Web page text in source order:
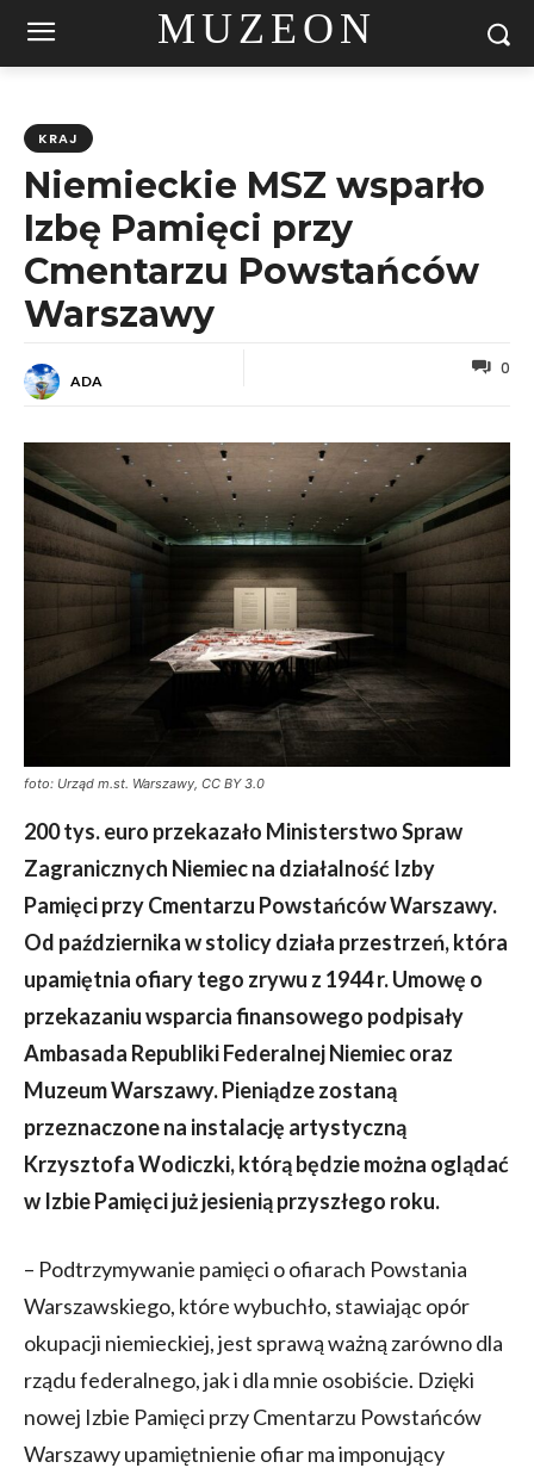
MUZEON
KRAJ
Niemieckie MSZ wsparło
Izbę Pamięci przy
Cmentarzu Powstańców
Warszawy
ADA
0
foto: Urząd m.st. Warszawy, CC BY 3.0
200 tys. euro przekazało Ministerstwo Spraw
Zagranicznych Niemiec na działalność Izby
Pamięci przy Cmentarzu Powstańców Warszawy.
Od października w stolicy działa przestrzeń, która
upamiętnia ofiary tego zrywu z 1944 r. Umowę o
przekazaniu wsparcia finansowego podpisały
Ambasada Republiki Federalnej Niemiec oraz
Muzeum Warszawy. Pieniądze zostaną
przeznaczone na instalację artystyczną
Krzysztofa Wodiczki, którą będzie można oglądać
w Izbie Pamięci już jesienią przyszłego roku.
– Podtrzymywanie pamięci o ofiarach Powstania
Warszawskiego, które wybuchło, stawiając opór
okupacji niemieckiej, jest sprawą ważną zarówno dla
rządu federalnego, jak i dla mnie osobiście. Dzięki
nowej Izbie Pamięci przy Cmentarzu Powstańców
Warszawy upamiętnienie ofiar ma imponujący